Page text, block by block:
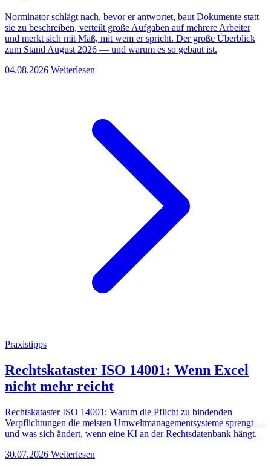
Norminator schlägt nach, bevor er antwortet, baut Dokumente statt
sie zu beschreiben, verteilt große Aufgaben auf mehrere Arbeiter
und merkt sich mit Maß, mit wem er spricht. Der große Überblick
zum Stand August 2026 — und warum es so gebaut ist.
04.08.2026 Weiterlesen
Praxistipps
Rechtskataster ISO 14001: Wenn Excel
nicht mehr reicht
Rechtskataster ISO 14001: Warum die Pflicht zu bindenden
Verpflichtungen die meisten Umweltmanagementsysteme sprengt —
und was sich ändert, wenn eine KI an der Rechtsdatenbank hängt.
30.07.2026 Weiterlesen